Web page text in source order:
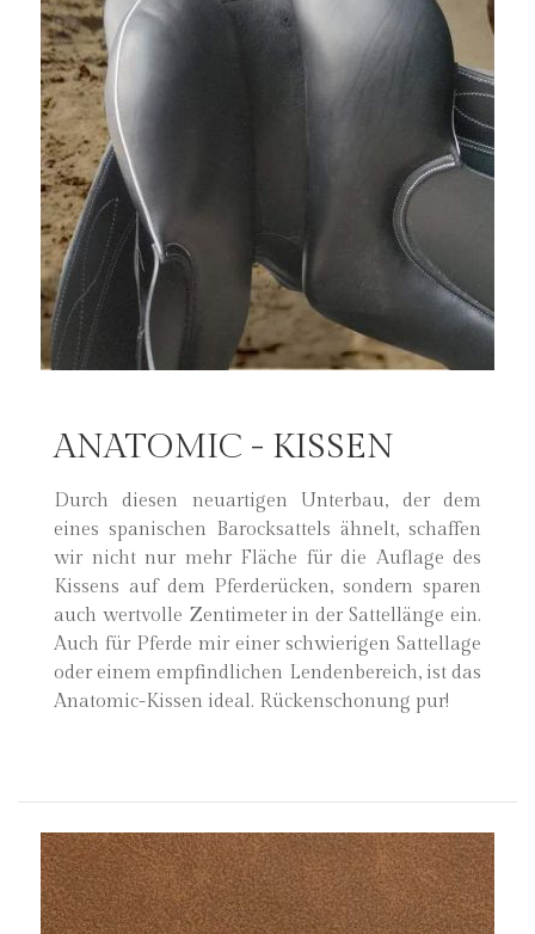
ANATOMIC - KISSEN
Durch diesen neuartigen Unterbau, der dem
eines spanischen Barocksattels ähnelt, schaffen
wir nicht nur mehr Fläche für die Auflage des
Kissens auf dem Pferderücken, sondern sparen
auch wertvolle Zentimeter in der Sattellänge ein.
Auch für Pferde mir einer schwierigen Sattellage
oder einem empfindlichen Lendenbereich, ist das
Anatomic-Kissen ideal. Rückenschonung pur!